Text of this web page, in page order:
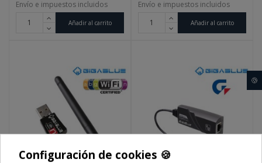
Envío e impuestos incluidos
Añadir al carrito
Envío e impuestos incluidos
Añadir al carrito
Configuración de cookies 🍪
🍪